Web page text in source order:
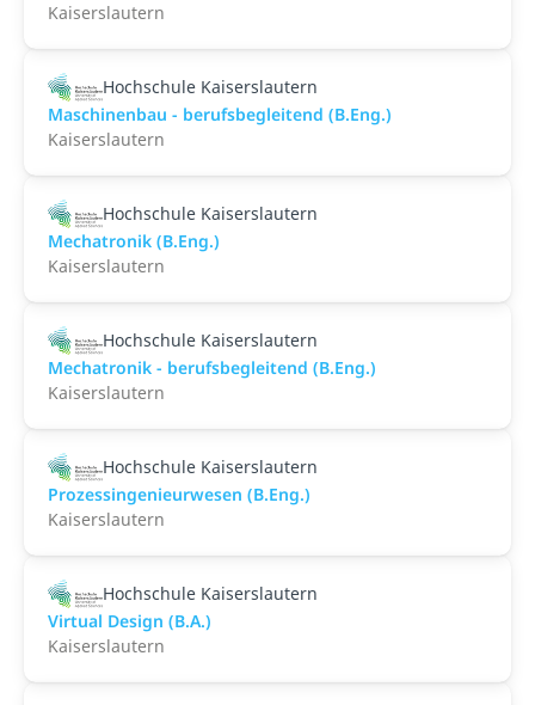
Kaiserslautern
Hochschule Kaiserslautern
Maschinenbau - berufsbegleitend (B.Eng.)
Kaiserslautern
Hochschule Kaiserslautern
Mechatronik (B.Eng.)
Kaiserslautern
Hochschule Kaiserslautern
Mechatronik - berufsbegleitend (B.Eng.)
Kaiserslautern
Hochschule Kaiserslautern
Prozessingenieurwesen (B.Eng.)
Kaiserslautern
Hochschule Kaiserslautern
Virtual Design (B.A.)
Kaiserslautern